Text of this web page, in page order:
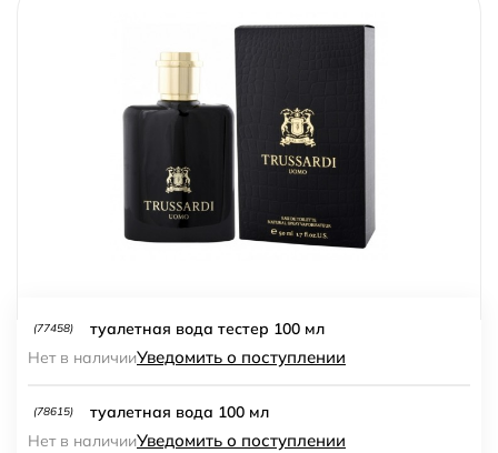
(77458)
туалетная вода тестер 100 мл
Нет в наличииУведомить о поступлении
(78615)
туалетная вода 100 мл
Нет в наличииУведомить о поступлении